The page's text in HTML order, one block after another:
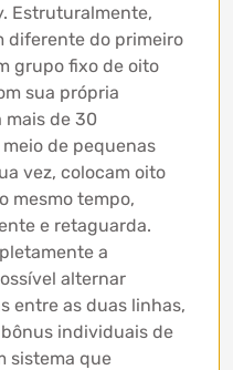
Estruturalmente,
diferente do primeiro
grupo fixo de oito
sua própria
mais de 30
de pequenas
vez, colocam oito
mesmo tempo,
e retaguarda.
a
alternar
entre as duas linhas,
individuais de
sistema que